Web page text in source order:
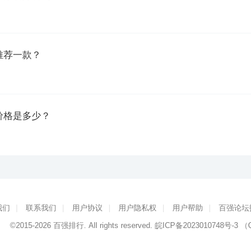
一款？
是多少？
们 联系我们 用户协议 用户隐私权 用户帮助 百强论坛
©2015-2026 百强排行. All rights reserved. 皖ICP备2023010748号-3（